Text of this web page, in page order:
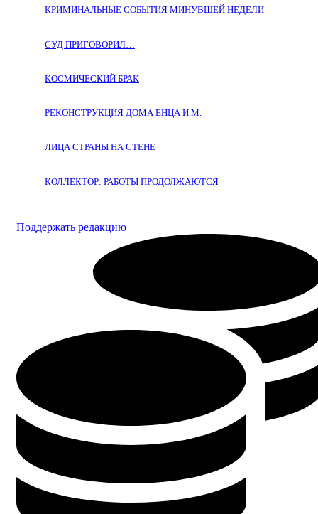
КРИМИНАЛЬНЫЕ СОБЫТИЯ МИНУВШЕЙ НЕДЕЛИ
СУД ПРИГОВОРИЛ…
КОСМИЧЕСКИЙ БРАК
РЕКОНСТРУКЦИЯ ДОМА ЕНЦА И.М.
ЛИЦА СТРАНЫ НА СТЕНЕ
КОЛЛЕКТОР: РАБОТЫ ПРОДОЛЖАЮТСЯ
Поддержать редакцию